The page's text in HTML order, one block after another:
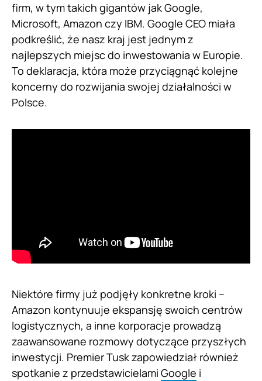
firm, w tym takich gigantów jak Google,
Microsoft, Amazon czy IBM. Google CEO miała
podkreślić, że nasz kraj jest jednym z
najlepszych miejsc do inwestowania w Europie.
To deklaracja, która może przyciągnąć kolejne
koncerny do rozwijania swojej działalności w
Polsce.
Niektóre firmy już podjęły konkretne kroki –
Amazon kontynuuje ekspansję swoich centrów
logistycznych, a inne korporacje prowadzą
zaawansowane rozmowy dotyczące przyszłych
inwestycji. Premier Tusk zapowiedział również
spotkanie z przedstawicielami Google i